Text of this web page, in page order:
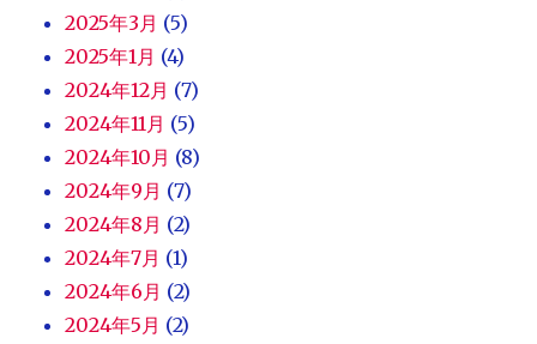
2025年3月 (5)
2025年1月 (4)
2024年12月 (7)
2024年11月 (5)
2024年10月 (8)
2024年9月 (7)
2024年8月 (2)
2024年7月 (1)
2024年6月 (2)
2024年5月 (2)